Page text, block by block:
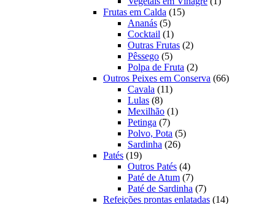
Frutas em Calda 1515
Ananás 55
produtos
Cocktail 11
produto
Outras Frutas 22
Pêssego 55
produtos
Polpa de Fruta 22
produtos
Outros Peixes em Conserva 6666
Cavala 1111
Lulas 88
produtos
Mexilhão 11
Petinga 77
produtos
Polvo, Pota 55
Sardinha 2626
Patés 1919
produtos
Outros Patés 44
produtos
Paté de Atum 77
produtos
Paté de Sardinha 77
produtos
Refeições prontas enlatadas 1414